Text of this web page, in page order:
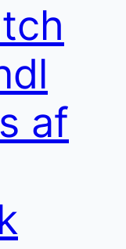
af